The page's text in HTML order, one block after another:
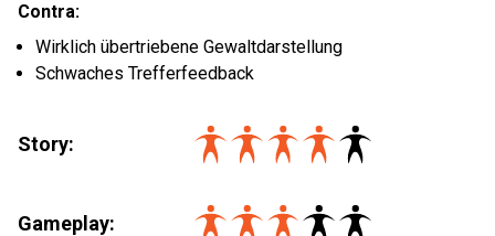
Contra:
Wirklich übertriebene Gewaltdarstellung
Schwaches Trefferfeedback
Story:
Gameplay: